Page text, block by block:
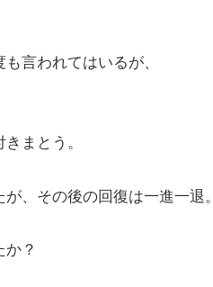
言われてはいるが、
まとう。
、その後の回復は一進一退。
か？